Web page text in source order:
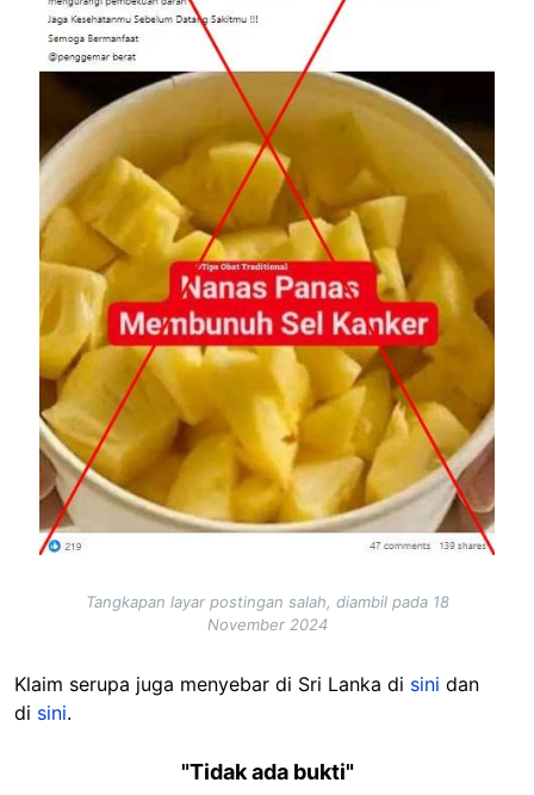
Tangkapan layar postingan salah, diambil pada 18
November 2024
Klaim serupa juga menyebar di Sri Lanka di sini dan
di sini.
"Tidak ada bukti"